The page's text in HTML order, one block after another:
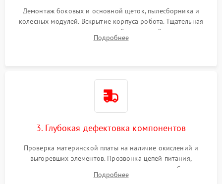
Демонтаж боковых и основной щеток, пылесборника и
колесных модулей. Вскрытие корпуса робота. Тщательная
очистка внутренних полостей, шестерней и плат от
скопившейся пыли, волос и шерсти животных с
Подробнее
3. Глубокая дефектовка компонентов
Проверка материнской платы на наличие окислений и
выгоревших элементов. Прозвонка цепей питания,
тестирование приводных моторов колес и турбины
всасывания. Оценка состояния оптических и инфракрасных
Подробнее